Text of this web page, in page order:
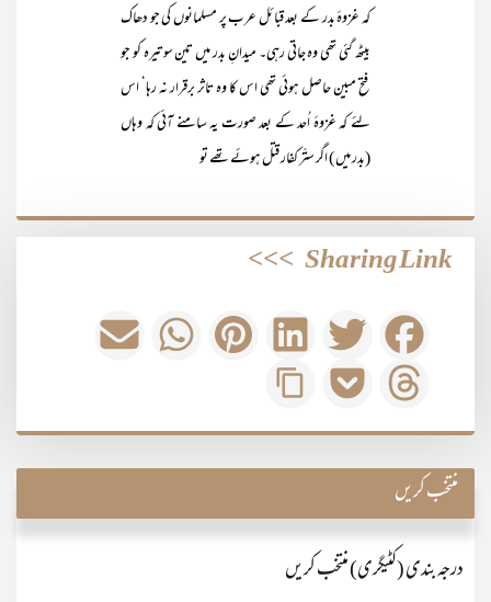
کہ غزوۂ بدر کے بعد قبائل عرب پر مسلمانوں کی جو دھاک
بیٹھ گئی تھی وہ جاتی رہی۔ میدانِ بدر میں تین سو تیرہ کو جو
فتح مبین حاصل ہوئی تھی اس کا وہ تاثر برقرار نہ رہا‘ اس
لئے کہ غزوۂ اُحد کے بعد صورت یہ سامنے آئی کہ وہاں
(بدر میں ) اگر ستّر کفار قتل ہوئے تھے تو
Sharing Link
>>>
منتخب کریں
درجہ بندی (کٹیگری) منتخب کریں